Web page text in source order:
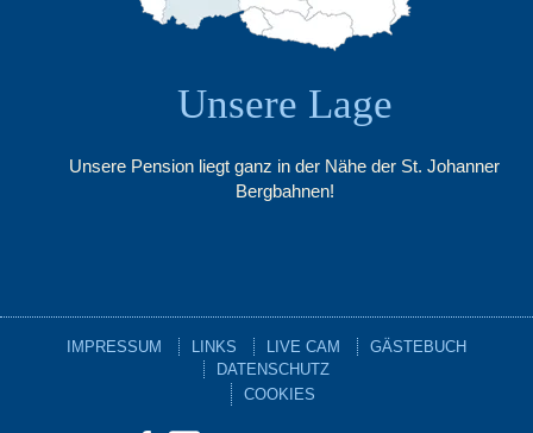
Unsere Lage
Unsere Pension liegt ganz in der Nähe der St. Johanner
Bergbahnen!
IMPRESSUM LINKS LIVE CAM
GÄSTEBUCH
DATENSCHUTZ
COOKIES